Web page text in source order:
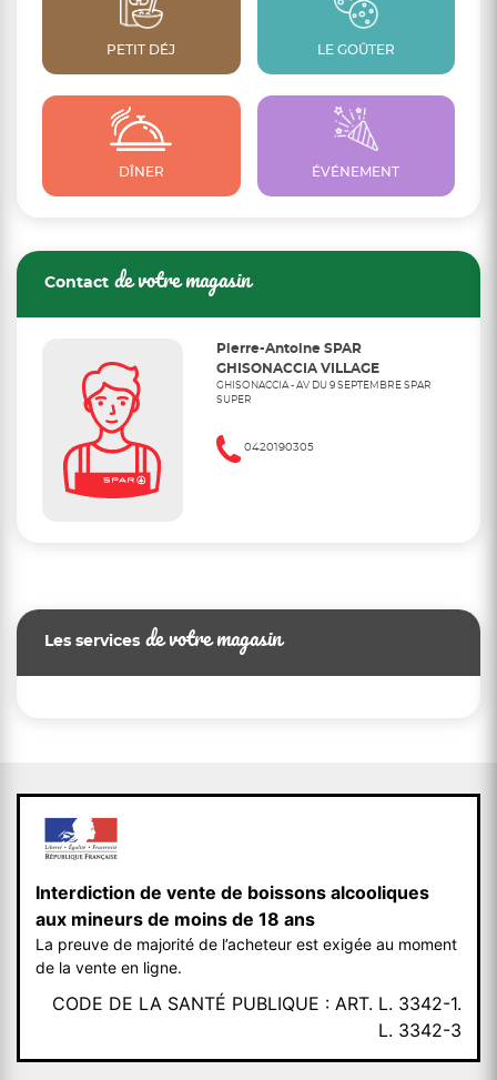
PETIT DÉJ LE GOÛTER
DÎNER ÉVÉNEMENT
Contact de votre magasin
Pierre-Antoine SPAR
GHISONACCIA VILLAGE
GHISONACCIA - AV DU 9 SEPTEMBRE SPAR
SUPER
0420190305
Les services de votre magasin
Interdiction de vente de boissons alcooliques
aux mineurs de moins de 18 ans
La preuve de majorité de l’acheteur est exigée au moment
de la vente en ligne.
CODE DE LA SANTÉ PUBLIQUE : ART. L. 3342-1.
L. 3342-3